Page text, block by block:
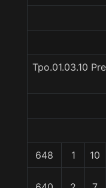
Tpo.01.03.10
648 1 10